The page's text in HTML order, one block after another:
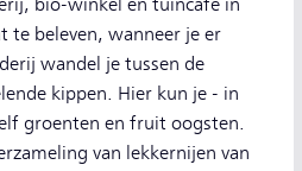
bio-winkel en tuincafé in
te beleven, wanneer je er
wandel je tussen de
kippen. Hier kun je - in
groenten en fruit oogsten.
van lekkernijen van